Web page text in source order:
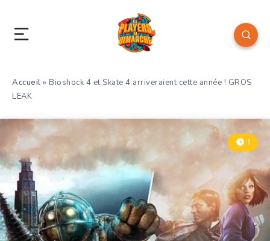
Accueil » Bioshock 4 et Skate 4 arriveraient cette année ! GROS
LEAK
1